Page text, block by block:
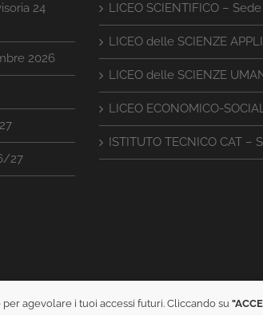
24
2026
27
LICEO SCIENTIFICO –
LICEO delle SCIENZE
LICEO delle SCIENZE
LICEO ECONOMICO-
ISTITUTO TECNICO CAT –
agevolare i tuoi accessi futuri. Cliccando su